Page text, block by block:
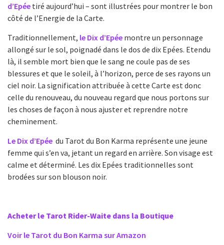
d’Epée tiré aujourd’hui – sont illustrées pour montrer le bon
côté de l’Energie de la Carte.
Traditionnellement, le Dix d’Epée montre un personnage
allongé sur le sol, poignadé dans le dos de dix Epées. Etendu
là, il semble mort bien que le sang ne coule pas de ses
blessures et que le soleil, à l’horizon, perce de ses rayons un
ciel noir. La signification attribuée à cette Carte est donc
celle du renouveau, du nouveau regard que nous portons sur
les choses de façon à nous ajuster et reprendre notre
cheminement.
Le Dix d’Epée du Tarot du Bon Karma représente une jeune
femme qui s’en va, jetant un regard en arrière. Son visage est
calme et déterminé. Les dix Epées traditionnelles sont
brodées sur son blouson noir.
Acheter le Tarot Rider-Waite dans la Boutique
Voir le Tarot du Bon Karma sur Amazon